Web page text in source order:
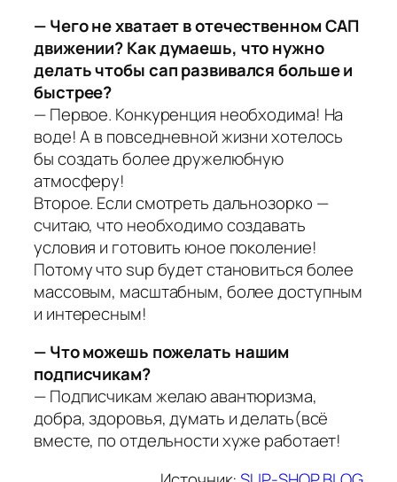
— Чего не хватает в отечественном САП
движении? Как думаешь, что нужно
делать чтобы сап развивался больше и
быстрее?
— Первое. Конкуренция необходима! На
воде! А в повседневной жизни хотелось
бы создать более дружелюбную
атмосферу!
Второе. Если смотреть дальнозорко —
считаю, что необходимо создавать
условия и готовить юное поколение!
Потому что suр будет становиться более
массовым, масштабным, более доступным
и интересным!
— Что можешь пожелать нашим
подписчикам?
— Подписчикам желаю авантюризма,
добра, здоровья, думать и делать(всё
вместе, по отдельности хуже работает!